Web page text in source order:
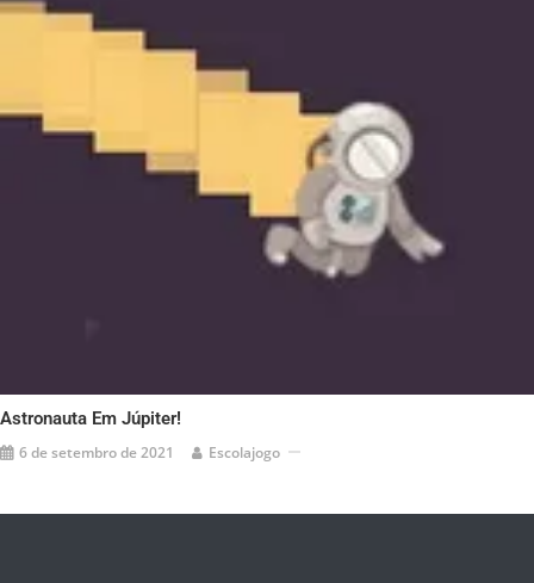
Astronauta Em Júpiter!
6 de setembro de 2021 Escolajogo